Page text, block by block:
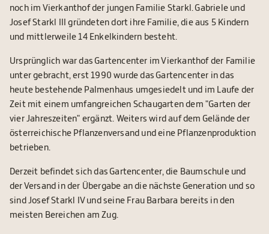
noch im Vierkanthof der jungen Familie Starkl. Gabriele und
Josef Starkl III gründeten dort ihre Familie, die aus 5 Kindern
und mittlerweile 14 Enkelkindern besteht.
Ursprünglich war das Gartencenter im Vierkanthof der Familie
unter gebracht, erst 1990 wurde das Gartencenter in das
heute bestehende Palmenhaus umgesiedelt und im Laufe der
Zeit mit einem umfangreichen Schaugarten dem "Garten der
vier Jahreszeiten" ergänzt. Weiters wird auf dem Gelände der
österreichische Pflanzenversand und eine Pflanzenproduktion
betrieben.
Derzeit befindet sich das Gartencenter, die Baumschule und
der Versand in der Übergabe an die nächste Generation und so
sind Josef Starkl IV und seine Frau Barbara bereits in den
meisten Bereichen am Zug.